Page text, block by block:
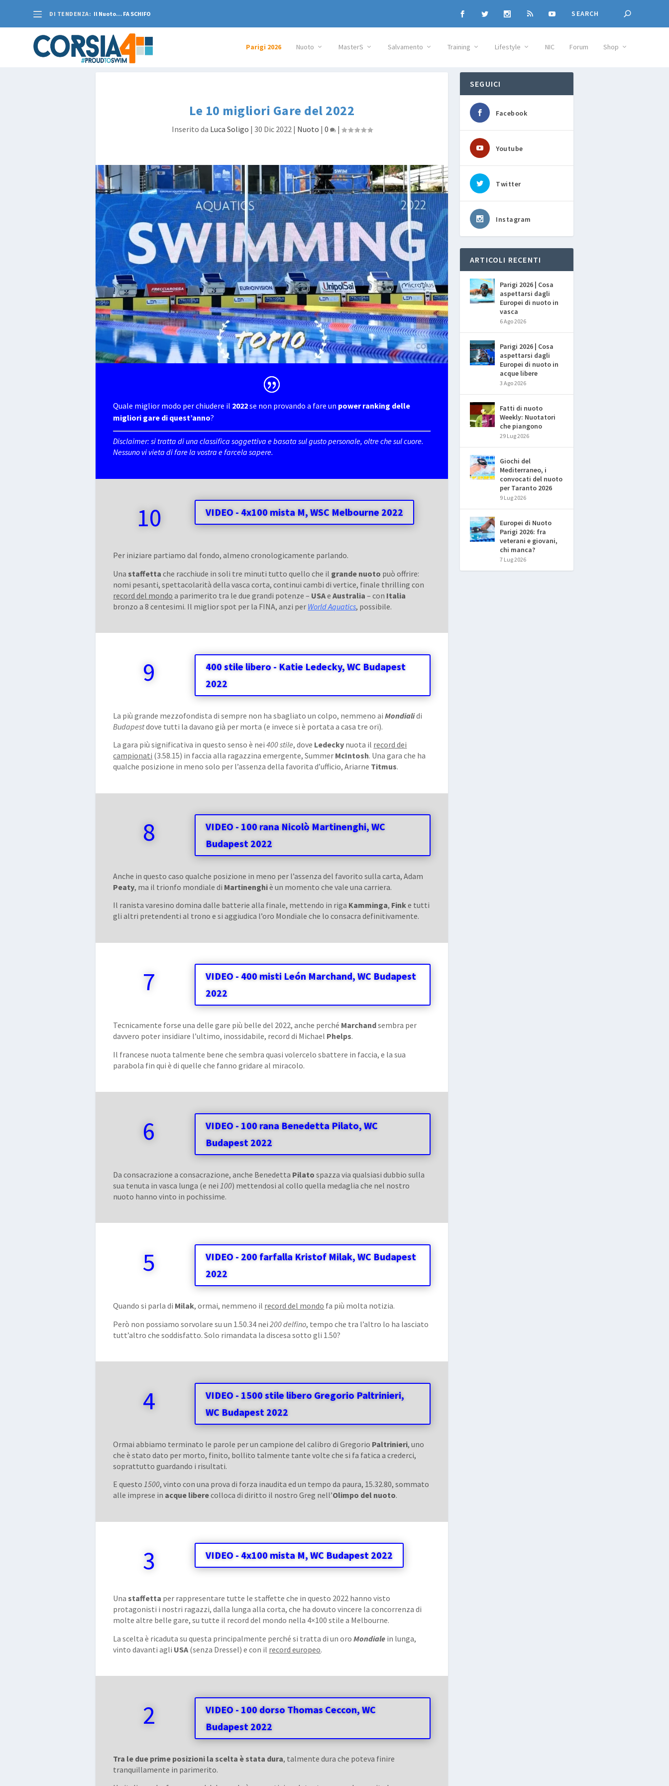
DI TENDENZA: Il Nuoto… FA SCHIFO
Parigi 2026 Nuoto MasterS Salvamento Training Lifestyle NIC Forum Shop
Le 10 migliori Gare del 2022
Inserito da Luca Soligo | 30 Dic 2022| Nuoto | 0 |
Quale miglior modo per chiudere il 2022se non provando a fare un power ranking delle
migliori gare di quest’anno?
Disclaimer: si tratta di una classifica soggettiva e basata sul gusto personale, oltre che sul cuore.
Nessuno vi vieta di fare la vostra e farcela sapere.
10 VIDEO - 4x100 mista M, WSC Melbourne 2022
Per iniziare partiamo dal fondo, almeno cronologicamente parlando.
Una staffetta che racchiude in soli tre minuti tutto quello che il grande nuoto può offrire:
nomi pesanti, spettacolarità della vasca corta, continui cambi di vertice, finale thrilling con
record del mondo a parimerito tra le due grandi potenze – USAeAustralia – con Italia
bronzo a 8 centesimi. Il miglior spot per la FINA, anzi per World Aquatics, possibile.
9
400 stile libero - Katie Ledecky, WC Budapest
2022
La più grande mezzofondista di sempre non ha sbagliato un colpo, nemmeno aiMondialidi
Budapestdove tutti la davano già per morta (e invece si è portata a casa tre ori).
La gara più significativa in questo senso è nei400 stile, dove Ledecky nuota il record dei
campionati (3.58.15) in faccia alla ragazzina emergente, Summer McIntosh. Una gara che ha
qualche posizione in meno solo per l’assenza della favorita d’ufficio, Ariarne Titmus.
8
VIDEO - 100 rana Nicolò Martinenghi, WC
Budapest 2022
Anche in questo caso qualche posizione in meno per l’assenza del favorito sulla carta, Adam
Peaty, ma il trionfo mondiale di Martinenghiè un momento che vale una carriera.
Il ranista varesino domina dalle batterie alla finale, mettendo in riga Kamminga, Finke tutti
gli altri pretendenti al trono e si aggiudica l’oro Mondiale che lo consacra definitivamente.
7
VIDEO - 400 misti León Marchand, WC Budapest
2022
Tecnicamente forse una delle gare più belle del 2022, anche perché Marchandsembra per
davvero poter insidiare l’ultimo, inossidabile, record di Michael Phelps.
Il francese nuota talmente bene che sembra quasi volercelo sbattere in faccia, e la sua
parabola fin qui è di quelle che fanno gridare al miracolo.
6
VIDEO - 100 rana Benedetta Pilato, WC
Budapest 2022
Da consacrazione a consacrazione, anche Benedetta Pilato spazza via qualsiasi dubbio sulla
sua tenuta in vasca lunga (e nei 100) mettendosi al collo quella medaglia che nel nostro
nuoto hanno vinto in pochissime.
5
VIDEO - 200 farfalla Kristof Milak, WC Budapest
2022
Quando si parla di Milak, ormai, nemmeno il record del mondo fa più molta notizia.
Però non possiamo sorvolare su un 1.50.34 nei 200 delfino, tempo che tra l’altro lo ha lasciato
tutt’altro che soddisfatto. Solo rimandata la discesa sotto gli 1.50?
4
VIDEO - 1500 stile libero Gregorio Paltrinieri,
WC Budapest 2022
Ormai abbiamo terminato le parole per un campione del calibro di Gregorio Paltrinieri, uno
che è stato dato per morto, finito, bollito talmente tante volte che si fa fatica a crederci,
soprattutto guardando i risultati.
E questo1500, vinto con una prova di forza inaudita ed un tempo da paura, 15.32.80, sommato
alle imprese in acque liberecolloca di diritto il nostro Greg nell’Olimpo del nuoto.
3 VIDEO - 4x100 mista M, WC Budapest 2022
Unastaffetta per rappresentare tutte le staffette che in questo 2022 hanno visto
protagonisti i nostri ragazzi, dalla lunga alla corta, che ha dovuto vincere la concorrenza di
molte altre belle gare, su tutte il record del mondo nella 4×100 stile a Melbourne.
La scelta è ricaduta su questa principalmente perché si tratta di un oroMondiale in lunga,
vinto davanti agli USA (senza Dressel) e con il record europeo.
2
VIDEO - 100 dorso Thomas Ceccon, WC
Budapest 2022
Tra le due prime posizioni la scelta è stata dura, talmente dura che poteva finire
tranquillamente in parimerito.
SEGUICI
Facebook
Youtube
Twitter
Instagram
ARTICOLI RECENTI
Parigi 2026 | Cosa
aspettarsi dagli
Europei di nuoto in
vasca
6 Ago 2026
Parigi 2026 | Cosa
aspettarsi dagli
Europei di nuoto in
acque libere
3 Ago 2026
Fatti di nuoto
Weekly: Nuotatori
che piangono
29 Lug 2026
Giochi del
Mediterraneo, i
convocati del nuoto
per Taranto 2026
9 Lug 2026
Europei di Nuoto
Parigi 2026: fra
veterani e giovani,
chi manca?
7 Lug 2026